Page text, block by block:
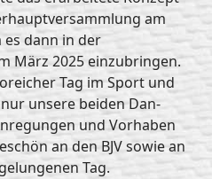
am
dann in der
März 2025 einzubringen.
Tag im Sport und
unsere beiden Dan-
und Vorhaben
an den BJV sowie an
Tag.